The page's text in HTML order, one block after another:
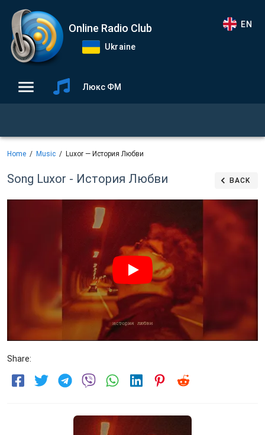
Online Radio Club
Ukraine
EN
Люкс ФМ
Home Music Luxor — История Любви
Song Luxor - История Любви BACK
Share: